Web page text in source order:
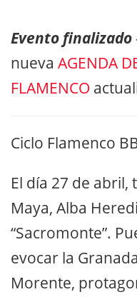
Evento finalizado
nueva AGENDA
FLAMENCO
Ciclo Flamenco
El día 27 de abril,
Maya, Alba
“Sacromonte”.
evocar la
Morente,